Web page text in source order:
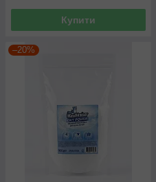
Купити
–20%